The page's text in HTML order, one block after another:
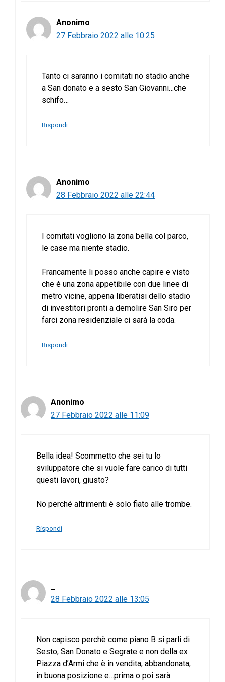
Anonimo
27 Febbraio 2022 alle 10:25
Tanto ci saranno i comitati no stadio anche
a San donato e a sesto San Giovanni…che
schifo…
Rispondi
Anonimo
28 Febbraio 2022 alle 22:44
I comitati vogliono la zona bella col parco,
le case ma niente stadio.
Francamente li posso anche capire e visto
che è una zona appetibile con due linee di
metro vicine, appena liberatisi dello stadio
di investitori pronti a demolire San Siro per
farci zona residenziale ci sarà la coda.
Rispondi
Anonimo
27 Febbraio 2022 alle 11:09
Bella idea! Scommetto che sei tu lo
sviluppatore che si vuole fare carico di tutti
questi lavori, giusto?
No perché altrimenti è solo fiato alle trombe.
Rispondi
28 Febbraio 2022 alle 13:05
Non capisco perchè come piano B si parli di
Sesto, San Donato e Segrate e non della ex
Piazza d’Armi che è in vendita, abbandonata,
in buona posizione e…prima o poi sarà